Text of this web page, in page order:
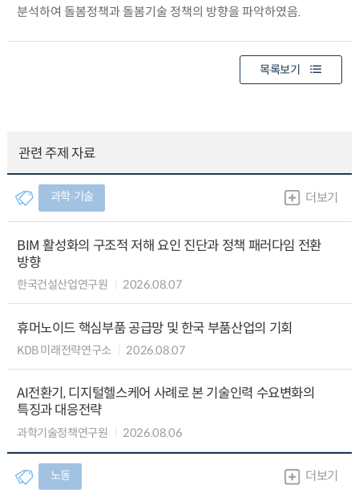
분석하여 돌봄정책과 돌봄기술 정책의 방향을 파악하였음.
목록보기
관련 주제 자료
과학∙기술 더보기
BIM 활성화의 구조적 저해 요인 진단과 정책 패러다임 전환
방향
한국건설산업연구원 2026.08.07
휴머노이드 핵심부품 공급망 및 한국 부품산업의 기회
KDB 미래전략연구소 2026.08.07
AI전환기, 디지털헬스케어 사례로 본 기술인력 수요변화의
특징과 대응전략
과학기술정책연구원 2026.08.06
노동 더보기